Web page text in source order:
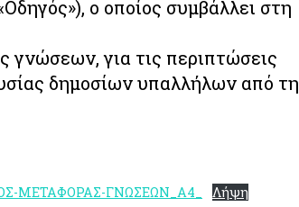
ο οποίος συμβάλλει στη
για τις περιπτώσεις
δημοσίων υπαλλήλων από τη
ΜΕΤΑΦΟΡΑΣ-ΓΝΩΣΕΩΝ_A4_
Λήψη